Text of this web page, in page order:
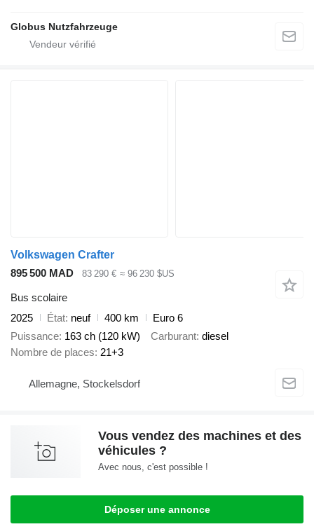
Globus Nutzfahrzeuge
Volkswagen Crafter
895 500 MAD
83 290 € ≈ 96 230 $US
Bus scolaire
2025
État neuf 400 km
Euro 6
Puissance 163 ch (120 kW) Carburant diesel
Nombre de places 21+3
Allemagne, Stockelsdorf
Vous vendez des machines et des
véhicules ?
Avec nous, c'est possible !
Déposer une annonce